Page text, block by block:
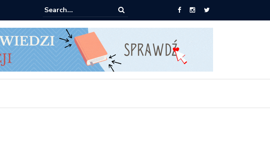
Empik: 2 książki za 30 zł